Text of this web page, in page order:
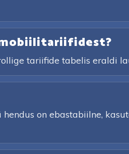
tariifide tabelis eraldi
on ebastabiilne,